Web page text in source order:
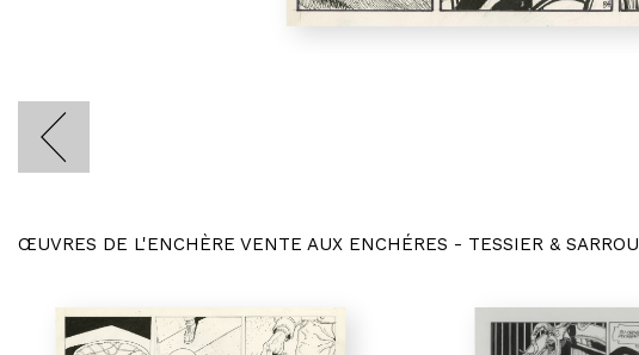
ŒUVRES DE L'ENCHÈRE VENTE AUX ENCHÉRES - TESSIER & SARROU